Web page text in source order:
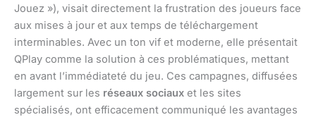
Jouez »), visait directement la frustration des joueurs face
aux mises à jour et aux temps de téléchargement
interminables. Avec un ton vif et moderne, elle présentait
QPlay comme la solution à ces problématiques, mettant
en avant l’immédiateté du jeu. Ces campagnes, diffusées
largement sur les réseaux sociaux et les sites
spécialisés, ont efficacement communiqué les avantages